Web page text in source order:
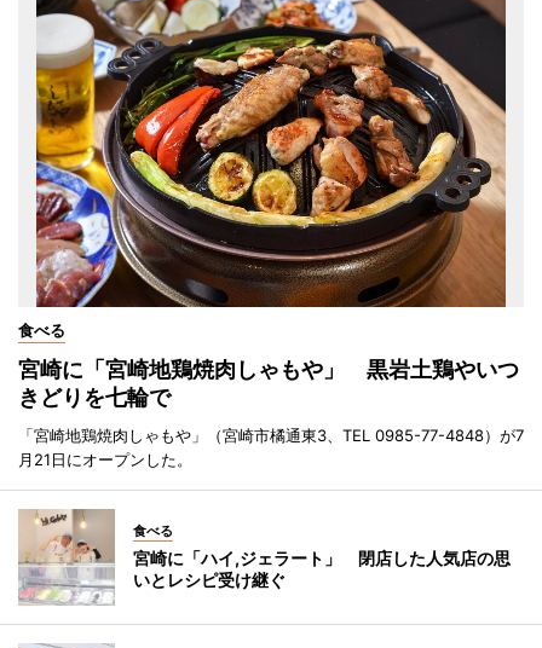
食べる
宮崎に「宮崎地鶏焼肉しゃもや」 黒岩土鶏やいつ
きどりを七輪で
「宮崎地鶏焼肉しゃもや」（宮崎市橘通東3、TEL 0985-77-4848）が7
月21日にオープンした。
食べる
宮崎に「ハイ,ジェラート」 閉店した人気店の思
いとレシピ受け継ぐ